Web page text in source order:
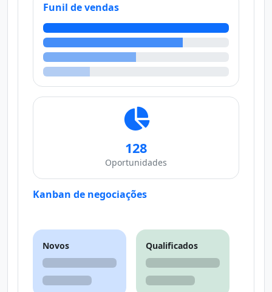
Funil de vendas
128
Oportunidades
Kanban de negociações
Novos Qualificados